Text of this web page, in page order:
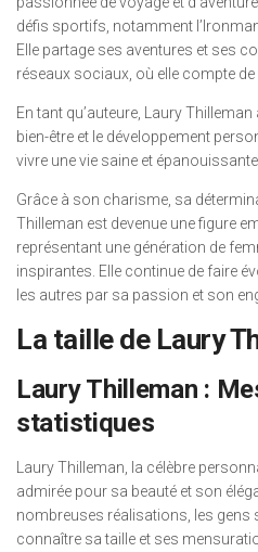
défis sportifs, notamment
Elle partage ses aventures et ses
réseaux sociaux, où elle compte
En tant qu’auteure, Laury
bien-être et le développement
vivre une vie saine et épanouissante.
Grâce à son charisme, sa
Thilleman est devenue une figure
représentant une génération de
inspirantes. Elle continue de faire
les autres par sa passion et son
La taille de Laury
Laury Thilleman :
statistiques
Laury Thilleman, la célèbre
admirée pour sa beauté et son
nombreuses réalisations, les gens
connaître sa taille et ses